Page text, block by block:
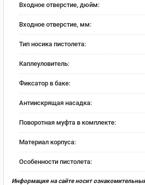
Входное отверстие, дюйм:
Входное отверстие, мм:
Тип носика пистолета:
Каплеуловитель:
Фиксатор в баке:
Антиискрящая насадка:
Поворотная муфта в комплекте:
Материал корпуса:
Особенности пистолета:
Информация на сайте носит